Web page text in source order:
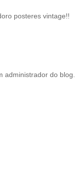
posteres vintage!!
administrador do blog.